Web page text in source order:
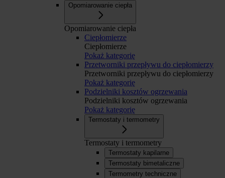
Opomiarowanie ciepła
Opomiarowanie ciepła
Ciepłomierze
Ciepłomierze
Pokaż kategorię
Przetworniki przepływu do ciepłomierzy
Przetworniki przepływu do ciepłomierzy
Pokaż kategorię
Podzielniki kosztów ogrzewania
Podzielniki kosztów ogrzewania
Pokaż kategorię
Termostaty i termometry
Termostaty i termometry
Termostaty kapilarne
Termostaty bimetaliczne
Termometry techniczne